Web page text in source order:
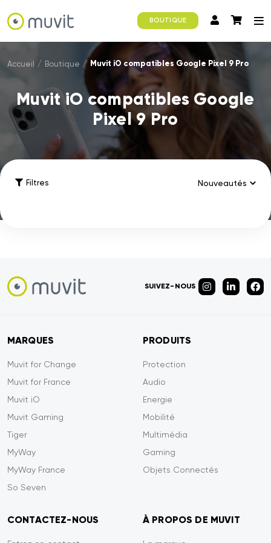
BOUTIQUE
Accueil / Boutique / Muvit iO compatibles Google Pixel 9 Pro
Muvit iO compatibles Google
Pixel 9 Pro
Filtres
SUIVEZ-NOUS
MARQUES
Muvit for Change
Muvit for France
Muvit iO
Muvit Gaming
Tiger
MyWay
MyWay France
So Seven
PRODUITS
Protection
Audio
Energie
Mobilité
Multimédia
Gaming
Objets Connectés
CONTACTEZ-NOUS À PROPOS DE MUVIT